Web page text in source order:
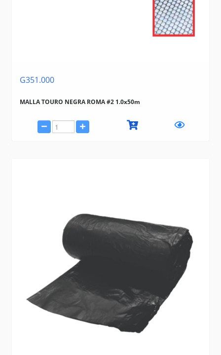
G351.000
MALLA TOURO NEGRA ROMA #2 1.0x50m